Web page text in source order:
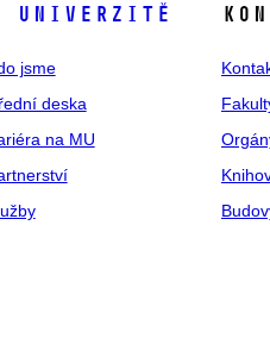
univerzitě
jsme
deska
na MU